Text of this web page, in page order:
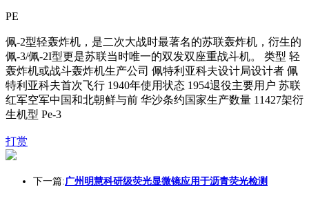
PE
佩-2型轻轰炸机，是二次大战时最著名的苏联轰炸机，衍生的
佩-3/佩-2I型更是苏联当时唯一的双发双座重战斗机。 类型 轻
轰炸机或战斗轰炸机生产公司 佩特利亚科夫设计局设计者 佩
特利亚科夫首次飞行 1940年使用状态 1954退役主要用户 苏联
红军空军中国和北朝鲜与前 华沙条约国家生产数量 11427架衍
生机型 Pe-3
打赏
下一篇:广州明慧科研级荧光显微镜应用于沥青荧光检测